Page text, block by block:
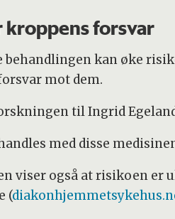
kroppens forsvar
behandlingen kan øke
mot dem.
til Ingrid
med disse
viser også at risikoen er
(